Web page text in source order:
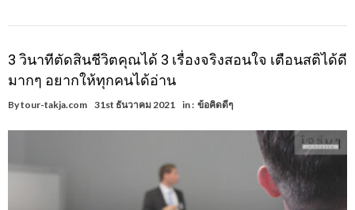
3 วินาทีตัดสินชีวิตคุณได้ 3 เรื่องจริงสอนใจ เตือนสติได้ดี
มากๆ อยากให้ทุกคนได้อ่าน
Bytour-takja.com 31st ธันวาคม 2021 in : ข้อคิดดีๆ